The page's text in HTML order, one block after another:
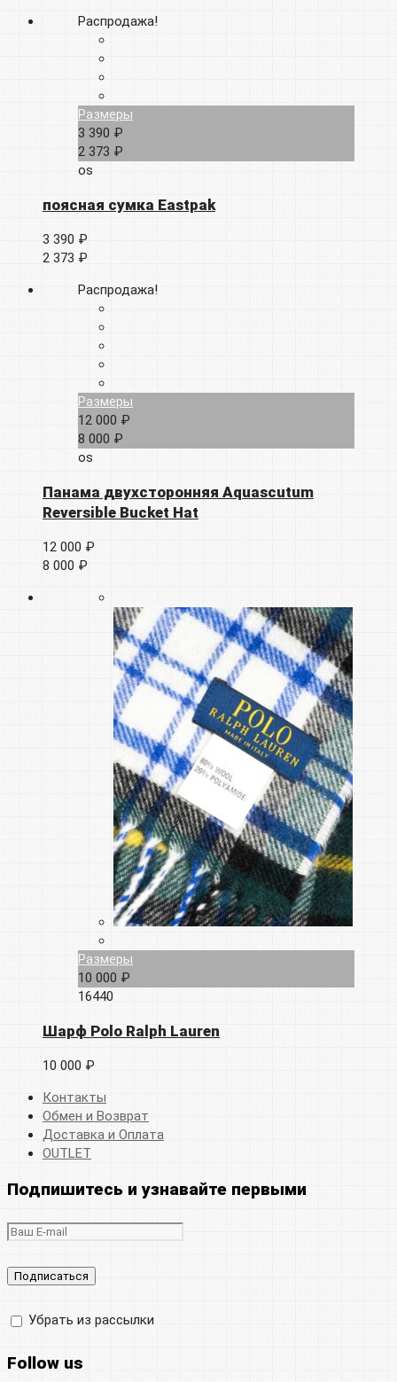
Распродажа!
Размеры
3 390 ₽
2 373 ₽
os
поясная сумка Eastpak
3 390 ₽
2 373 ₽
Распродажа!
Размеры
12 000 ₽
8 000 ₽
os
Панама двухсторонняя Aquascutum
Reversible Bucket Hat
12 000 ₽
8 000 ₽
Размеры
10 000 ₽
16440
Шарф Polo Ralph Lauren
10 000 ₽
Контакты
Обмен и Возврат
Доставка и Оплата
OUTLET
Подпишитесь и узнавайте первыми
Убрать из рассылки
Follow us